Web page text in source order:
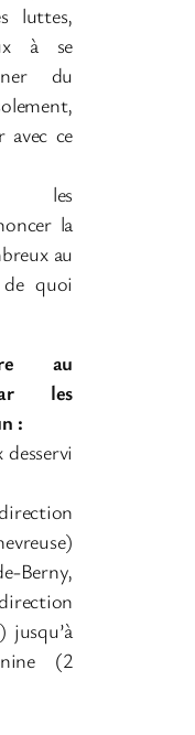
luttes,
à se
du
avec ce
les
la
au
de quoi
au
les
:
Berny,
jusqu’à
(2